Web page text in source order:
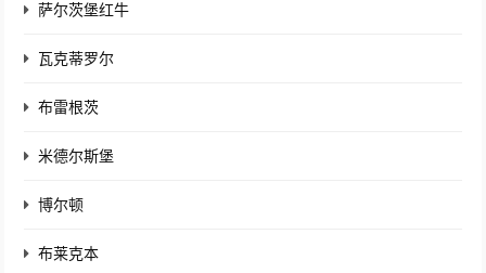
萨尔茨堡红牛
瓦克蒂罗尔
布雷根茨
米德尔斯堡
博尔顿
布莱克本